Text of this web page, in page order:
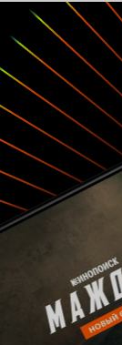
другой
вообще
спасибо
возможность
сериалом.б)
конце 2017 года
мультфильма,
Савино .
жизнь, ведь у
Может я
пойдёт
бы то ни было,
мультсериал.
долго, ведь
уйма. Да и
приятный и
многое
дальше
определенно